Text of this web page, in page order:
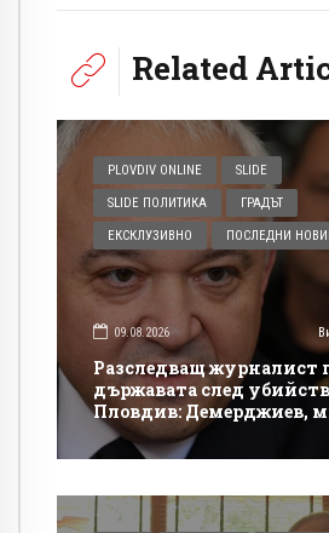
Related
PLOVDIV ONLINE SLIDE
SLIDE ПОЛИТИКА ГРАДЪТ
ЕКСКЛУЗИВНО ПОСЛЕДНИ
09.08.2026
Разследващ журналист
държавата след
Пловдив: Демерджиев,
си!?